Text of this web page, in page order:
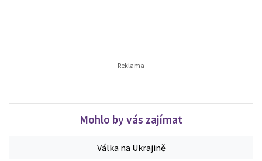
Mohlo by vás zajímat
Válka na Ukrajině